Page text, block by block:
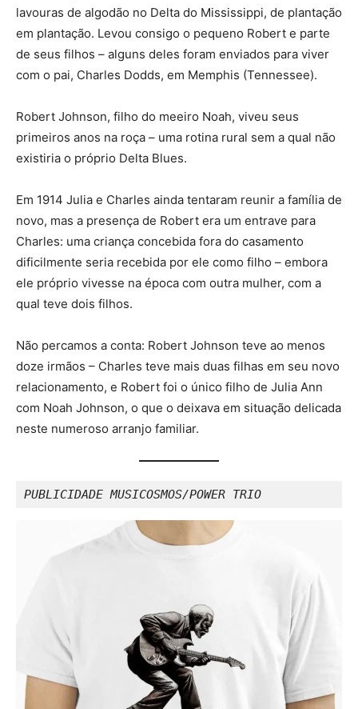
lavouras de algodão no Delta do Mississippi, de plantação
em plantação. Levou consigo o pequeno Robert e parte
de seus filhos – alguns deles foram enviados para viver
com o pai, Charles Dodds, em Memphis (Tennessee).
Robert Johnson, filho do meeiro Noah, viveu seus
primeiros anos na roça – uma rotina rural sem a qual não
existiria o próprio Delta Blues.
Em 1914 Julia e Charles ainda tentaram reunir a família de
novo, mas a presença de Robert era um entrave para
Charles: uma criança concebida fora do casamento
dificilmente seria recebida por ele como filho – embora
ele próprio vivesse na época com outra mulher, com a
qual teve dois filhos.
Não percamos a conta: Robert Johnson teve ao menos
doze irmãos – Charles teve mais duas filhas em seu novo
relacionamento, e Robert foi o único filho de Julia Ann
com Noah Johnson, o que o deixava em situação delicada
neste numeroso arranjo familiar.
PUBLICIDADE MUSICOSMOS/POWER TRIO